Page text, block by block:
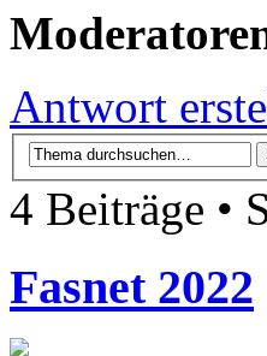
Antwort
4 Beiträge •
Fasnet 2022